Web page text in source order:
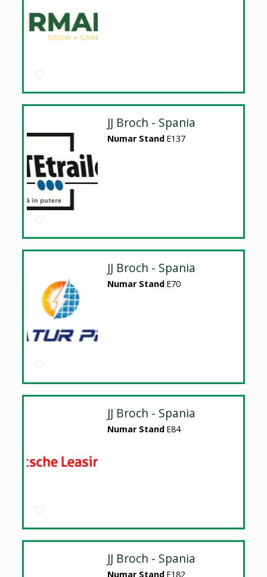
JJ Broch - Spania
Numar Stand E137
JJ Broch - Spania
Numar Stand E70
JJ Broch - Spania
Numar Stand E84
JJ Broch - Spania
Numar Stand E182